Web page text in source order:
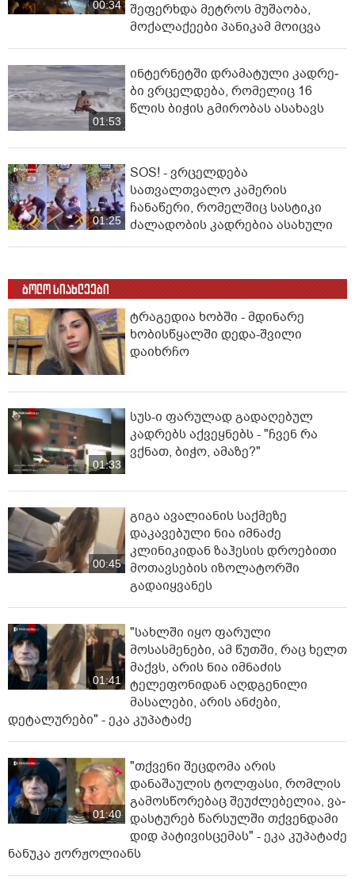
00:34
შეფერხდა მეტროს მუშაობა,
მოქალაქეები პანიკამ მოიცვა
01:53
ინ­ტერ­ნეტ­ში დრა­მა­ტუ­ლი კად­რე­
ბი ვრცელდება, რომელიც 16
წლის ბიჭის გმირობას ასახავს
01:25
SOS! - ვრცელდება
სათვალთვალო კამერის
ჩანაწერი, რომელშიც სასტიკი
ძალადობის კადრებია ასახული
ბოლო სიახლეები
ტრაგედია ხობში - მდინარე
ხობისწყალში დედა-შვილი
დაიხრჩო
01:33
სუს-ი ფარულად გადაღებულ
კადრებს აქვეყნებს - "ჩვენ რა
ვქნათ, ბიჭო, ამაზე?"
00:45
გიგა ავალიანის საქმეზე
დაკავებული ნია იმნაძე
კლინიკიდან ზაჰესის დროებითი
მოთავსების იზოლატორში
გადაიყვანეს
01:41
"სახლში იყო ფარული
მოსასმენები, ამ წუთში, რაც ხელთ
მაქვს, არის ნია იმნაძის
ტელეფონიდან აღდგენილი
მასალები, არის ანძები,
დეტალურები" - ეკა კუპატაძე
01:40
"თქვენი შეცდომა არის
დანაშაულის ტოლფასი, რომ­ლის
გა­მოს­წო­რე­ბაც შე­უძ­ლე­ბე­ლია, ვა­
დას­ტუ­რებ წარ­სულ­ში თქვენ­და­მი
დიდ პა­ტი­ვის­ცე­მას" - ეკა კუპატაძე
ნანუკა ჟორჟოლიანს